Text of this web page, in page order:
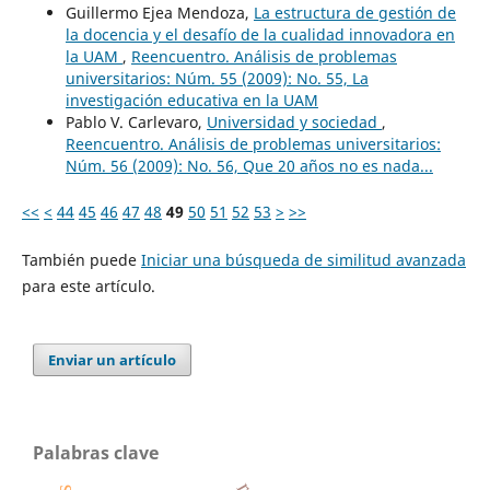
Guillermo Ejea Mendoza, La estructura de gestión de
la docencia y el desafío de la cualidad innovadora en
la UAM , Reencuentro. Análisis de problemas
universitarios: Núm. 55 (2009): No. 55, La
investigación educativa en la UAM
Pablo V. Carlevaro, Universidad y sociedad ,
Reencuentro. Análisis de problemas universitarios:
Núm. 56 (2009): No. 56, Que 20 años no es nada...
<< < 44 45 46 47 48 49 50 51 52 53 > >>
También puede Iniciar una búsqueda de similitud avanzada
para este artículo.
Enviar un artículo
Palabras clave